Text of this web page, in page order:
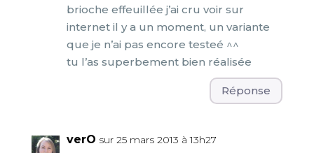
brioche effeuillée j’ai cru voir sur
internet il y a un moment, un variante
que je n’ai pas encore testeé ^^
tu l’as superbement bien réalisée
Réponse
verO sur 25 mars 2013 à 13h27